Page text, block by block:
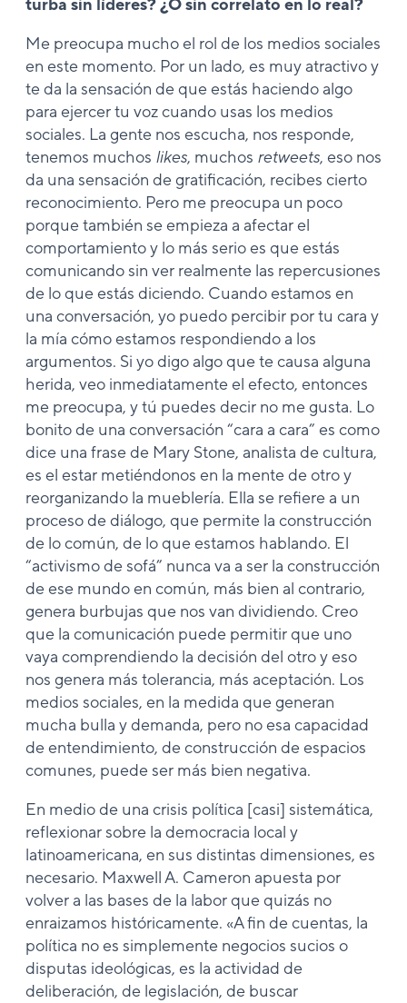
turba sin líderes? ¿O sin correlato en lo real?
Me preocupa mucho el rol de los medios sociales
en este momento. Por un lado, es muy atractivo y
te da la sensación de que estás haciendo algo
para ejercer tu voz cuando usas los medios
sociales. La gente nos escucha, nos responde,
tenemos muchos likes, muchos retweets, eso nos
da una sensación de gratificación, recibes cierto
reconocimiento. Pero me preocupa un poco
porque también se empieza a afectar el
comportamiento y lo más serio es que estás
comunicando sin ver realmente las repercusiones
de lo que estás diciendo. Cuando estamos en
una conversación, yo puedo percibir por tu cara y
la mía cómo estamos respondiendo a los
argumentos. Si yo digo algo que te causa alguna
herida, veo inmediatamente el efecto, entonces
me preocupa, y tú puedes decir no me gusta. Lo
bonito de una conversación “cara a cara” es como
dice una frase de Mary Stone, analista de cultura,
es el estar metiéndonos en la mente de otro y
reorganizando la mueblería. Ella se refiere a un
proceso de diálogo, que permite la construcción
de lo común, de lo que estamos hablando. El
“activismo de sofá” nunca va a ser la construcción
de ese mundo en común, más bien al contrario,
genera burbujas que nos van dividiendo. Creo
que la comunicación puede permitir que uno
vaya comprendiendo la decisión del otro y eso
nos genera más tolerancia, más aceptación. Los
medios sociales, en la medida que generan
mucha bulla y demanda, pero no esa capacidad
de entendimiento, de construcción de espacios
comunes, puede ser más bien negativa.
En medio de una crisis política [casi] sistemática,
reflexionar sobre la democracia local y
latinoamericana, en sus distintas dimensiones, es
necesario. Maxwell A. Cameron apuesta por
volver a las bases de la labor que quizás no
enraizamos históricamente. «A fin de cuentas, la
política no es simplemente negocios sucios o
disputas ideológicas, es la actividad de
deliberación, de legislación, de buscar